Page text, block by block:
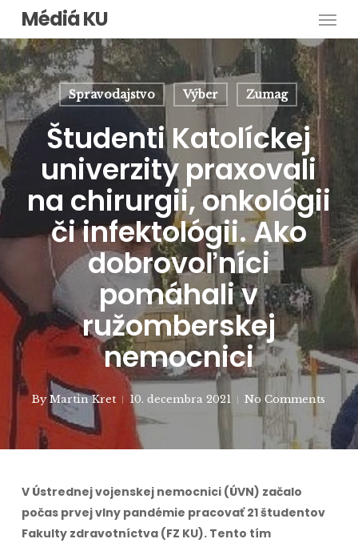
Skip
main
content
Médiá KU
Spravodajstvo Výber Zumag
Študenti Katolíckej
univerzity praxovali
na chirurgii, onkológii
či infektológii. Ako
dobrovoľníci
pomáhali v
ružomberskej
nemocnici
By Martin Kret 10. decembra 2021 No Comments
V Ústrednej vojenskej nemocnici (ÚVN) začalo
počas prvej vlny pandémie pracovať 21 študentov
Fakulty zdravotníctva (FZ KU). Tento tím